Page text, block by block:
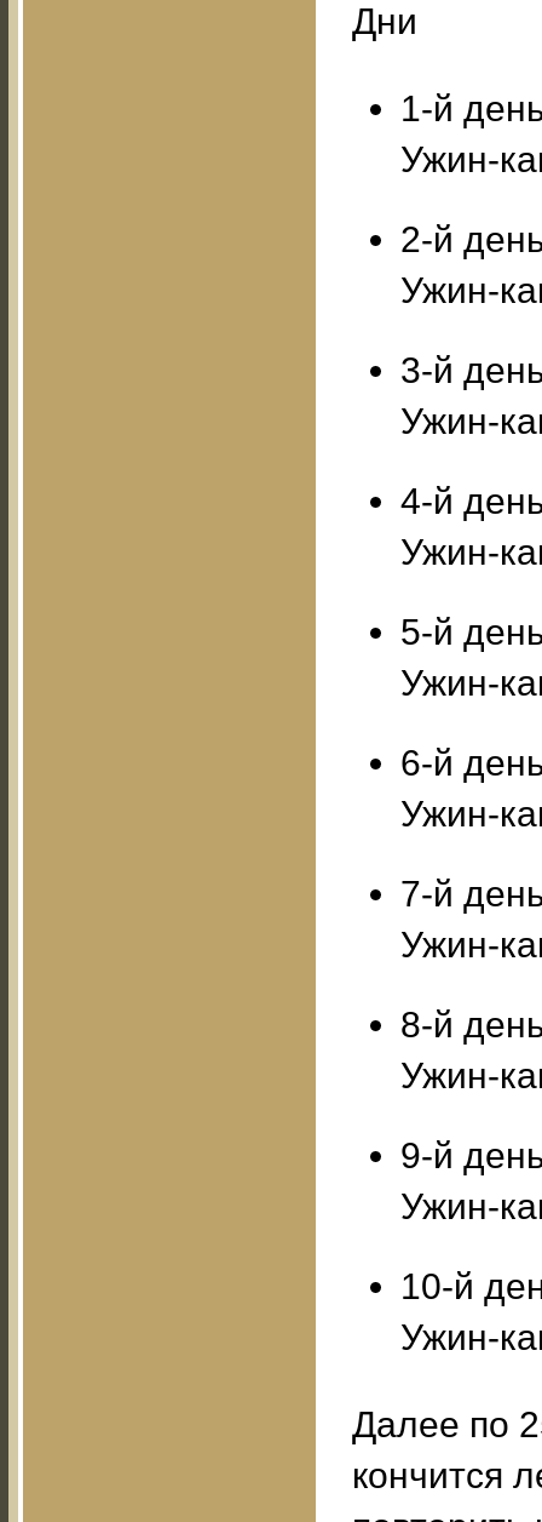
Дни
1-й
Ужин-
2-й
Ужин-
3-й
Ужин-
4-й
Ужин-
5-й
Ужин-
6-й
Ужин-
7-й
Ужин-
8-й
Ужин-
9-й
Ужин-
10-й
Ужин-
Далее по
кончится